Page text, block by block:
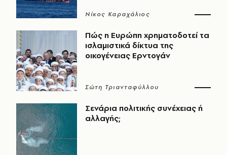
Νίκος Καραχάλιος
Πώς η Ευρώπη χρηματοδοτεί τα
ισλαμιστικά δίκτυα της
οικογένειας Ερντογάν
Σώτη Τριανταφύλλου
Σενάρια πολιτικής συνέχειας ή
αλλαγής;